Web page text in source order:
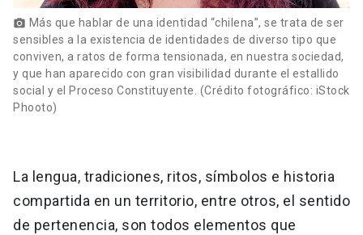
photo_camera Más que hablar de una identidad “chilena”, se trata de ser
sensibles a la existencia de identidades de diverso tipo que
conviven, a ratos de forma tensionada, en nuestra sociedad,
y que han aparecido con gran visibilidad durante el estallido
social y el Proceso Constituyente. (Crédito fotográfico: iStock
Phooto)
La lengua, tradiciones, ritos, símbolos e historia
compartida en un territorio, entre otros, el sentido
de pertenencia, son todos elementos que